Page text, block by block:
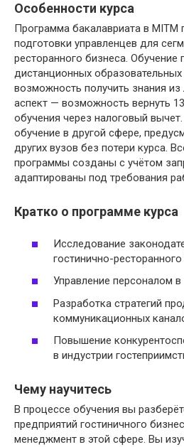
Особенности курса
Программа бакалавриата в MITM
подготовки управленцев для
ресторанного бизнеса. Обучение
дистанционных образовательных
возможность получить знания
аспект — возможность вернуть
обучения через налоговый
обучение в другой сфере,
других вузов без потери курса.
программы созданы с учётом
адаптированы под требования
Кратко о программе курса
Исследование
гостинично-
Управление персоналом в
Разработка стратегий
коммуникационных
Повышение
в индустрии
Чему научитесь
В процессе обучения вы
предприятий гостиничного
менеджмент в этой сфере. Вы